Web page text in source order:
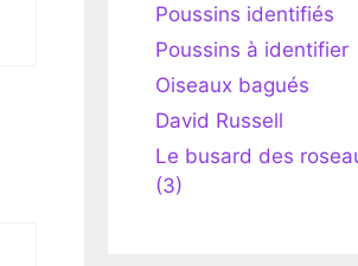
Poussins identifiés
Poussins à identifier
Oiseaux bagués
David Russell
Le busard des
(3)